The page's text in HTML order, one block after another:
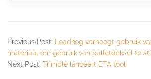
Previous Post: Loadhog verhoogt gebruik
materiaal om gebruik van palletdeksel te
Next Post: Trimble lanceert ETA tool